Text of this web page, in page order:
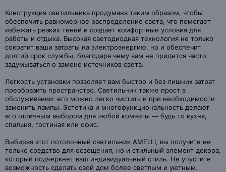
Конструкция светильника продумана таким образом, чтобы
обеспечить равномерное распределение света, что помогает
избежать резких теней и создает комфортные условия для
работы и отдыха. Высокая светодиодная технология не только
сократит ваши затраты на электроэнергию, но и обеспечит
долгий срок службы, благодаря чему вам не придется часто
задумываться о замене источников света.
Легкость установки позволяет вам быстро и без лишних затрат
преобразить пространство. Светильник также прост в
обслуживании: его можно легко чистить и при необходимости
заменить лампы. Эстетика и многофункциональность делают
его отличным выбором для любой комнаты — будь то кухня,
спальня, гостиная или офис.
Выбирая этот потолочный светильник AMELLI, вы получите не
только средство для освещения, но и стильный элемент декора,
который подчеркнет ваш индивидуальный стиль. Не упустите
возможность сделать свой дом более светлым и уютным.